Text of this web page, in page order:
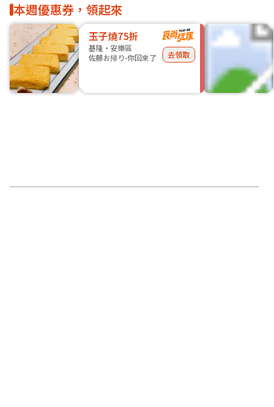
本週優惠券，領起來
玉子燒75折
基隆・安樂區
佐藤お帰り-你回來了
去領取